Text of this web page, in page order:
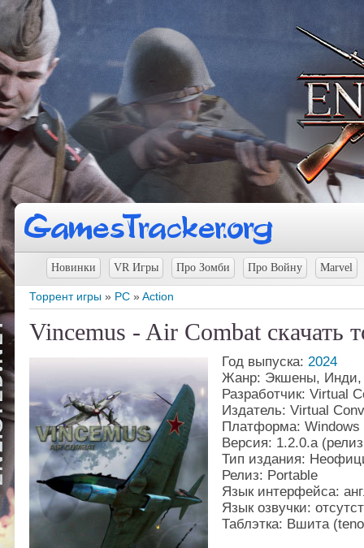
Новинки VR Игры Про Зомби Про Войну Marvel
Торрент игры » PC »Action
Vincemus - Air Combat скачать
Год выпуска: 2024
Жанр: Экшены, Инди,
Разработчик: Virtual
Издатель: Virtual
Платформа: Windows
Версия: 1.2.0.a
Тип издания:
Релиз: Portable
Язык интерфейса:
Язык озвучки:
Таблэтка: Вшита